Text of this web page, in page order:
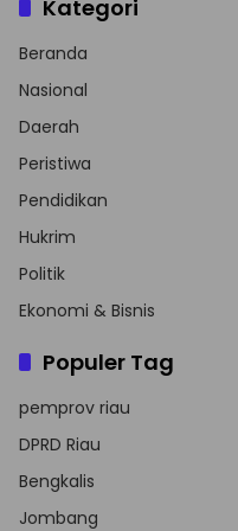
Kategori
Beranda
Nasional
Daerah
Peristiwa
Pendidikan
Hukrim
Politik
Ekonomi & Bisnis
Populer Tag
pemprov riau
DPRD Riau
Bengkalis
Jombang